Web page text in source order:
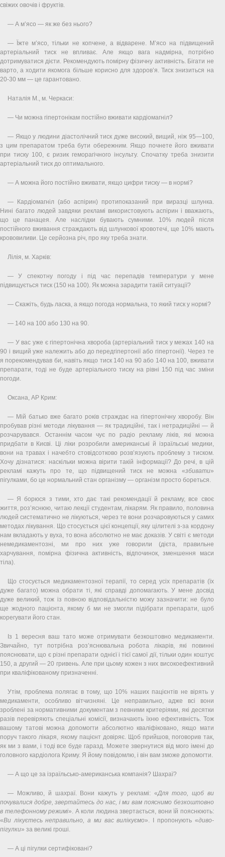
свіжих овочів і фруктів.
— А м’ясо — як же без нього?
— Їжте м’ясо, тільки не копчене, а відварене. М’ясо на підвищений
артеріальний тиск не впливає. Але якщо вага надмірна, потрібно
дотримуватися дієти. Рекомендують помірну фізичну активність. Бігати не
варто, а ходити якомога більше корисно для здоров’я. Тиск знизиться на
20-30 мм — це гарантовано.
Наталія М., м. Черкаси:
— Чи можна гіпертонікам постійно вживати кардіомагніл?
— Якщо у людини діастолічний тиск дуже високий, вищий, ніж 95—100,
з цим препаратом треба бути обережним. Якщо почнете його вживати
при тиску 100, є ризик геморагічного інсульту. Спочатку треба знизити
артеріальний тиск до оптимального.
— А можна його постійно вживати, якщо цифри тиску — в нормі?
— Кардіомагніл (або аспірин) протипоказаний при виразці шлунка.
Нині багато людей завдяки рекламі використовують аспірин і вважають,
що це панацея. Але наслідки бувають сумними. 10% людей після
постійного вживання страждають від шлункової кровотечі, ще 10% мають
крововиливи. Це серйозна річ, про яку треба знати.
Лілія, м. Харків:
— У спекотну погоду і під час перепадів температури у мене
підвищується тиск (150 на 100). Як можна зарадити такій ситуації?
— Скажіть, будь ласка, а якщо погода нормальна, то який тиск у нормі?
— 140 на 100 або 130 на 90.
— У вас уже є гіпертонічна хвороба (артеріальний тиск у межах 140 на
90 і вищий уже належить або до передгіпертонії або гіпертонії). Через те
я порекомендував би, навіть якщо тиск 140 на 90 або 140 на 100, вживати
препарати, тоді не буде артеріального тиску на рівні 150 під час зміни
погоди.
Оксана, АР Крим:
— Мій батько вже багато років страждає на гіпертонічну хворобу. Він
пробував різні методи лікування — як традиційні, так і нетрадиційні — й
розчарувався. Останнім часом чує по радіо рекламу ліків, які можна
придбати в Києві. Ці ліки розробили американські й ізраїльські медики,
вони на травах і начебто стовідсотково розв’язують проблему з тиском.
Хочу дізнатися: наскільки можна вірити такій інформації? До речі, в цій
рекламі кажуть про те, що підвищений тиск не можна «збивати»
пігулками, бо це нормальний стан організму — організм просто бореться.
— Я борюся з тими, хто дає такі рекомендації й рекламу, все своє
життя, роз’яснюю, читаю лекції студентам, лікарям. Як правило, половина
людей систематично не лікуються, через те вони розчаровуються у самих
методах лікування. Що стосується цієї концепції, яку цілителі з-за кордону
нам вкладають у вуха, то вона абсолютно не має доказів. У світі є методи
немедикаментозні, ми про них уже говорили (дієта, правильне
харчування, помірна фізична активність, відпочинок, зменшення маси
тіла).
Що стосується медикаментозної терапії, то серед усіх препаратів (їх
дуже багато) можна обрати ті, які справді допомагають. У мене досвід
дуже великий, тож із повною відповідальністю можу зазначити: не було
ще жодного пацієнта, якому б ми не змогли підібрати препарати, щоб
корегувати його стан.
Із 1 вересня ваш тато може отримувати безкоштовно медикаменти.
Звичайно, тут потрібна роз’яснювальна робота лікарів, які повинні
пояснювати, що є різні препарати однієї і тієї самої дії, тільки один коштує
150, а другий — 20 гривень. Але при цьому кожен з них високоефективний
при кваліфікованому призначенні.
Утім, проблема полягає в тому, що 10% наших пацієнтів не вірять у
медикаменти, особливо вітчизняні. Це неправильно, адже всі вони
зроблені за нормативними документам з певними критеріями, які десятки
разів перевіряють спеціальні комісії, визначають їхню ефективність. Тож
вашому татові можна допомогти абсолютно кваліфіковано, якщо мати
поруч такого лікаря, якому пацієнт довіряє. Щоб прийшов, поговорив так,
як ми з вами, і тоді все буде гаразд. Можете звернутися від мого імені до
головного кардіолога Криму. Я йому повідомлю, і він вам зможе допомогти.
— А що це за ізраїльсько-американська компанія? Шахраї?
— Можливо, й шахраї. Вони кажуть у рекламі: «Для того, щоб ви
почувалися добре, звертайтесь до нас, і ми вам пояснимо безкоштовно
в телефонному режимі». А коли людина звертається, вони їй пояснюють:
«Ви лікуєтесь неправильно, а ми вас вилікуємо». І пропонують «диво-
пігулки» за великі гроші.
— А ці пігулки сертифіковані?